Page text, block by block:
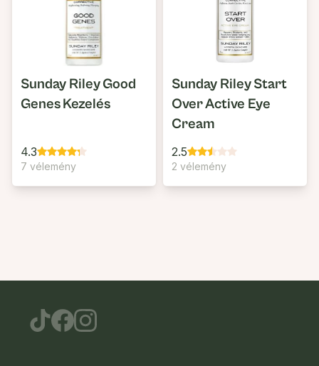
Sunday Riley Good
Genes Kezelés
4.3
7 vélemény
Sunday Riley Start
Over Active Eye
Cream
2.5
2 vélemény